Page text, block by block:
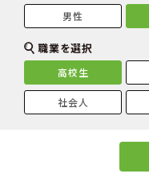
男性
職業を選択
高校生
社会人